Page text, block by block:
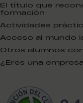
El título que
formación
Actividades
Acceso al mundo
Otros alumnos
¿Eres una